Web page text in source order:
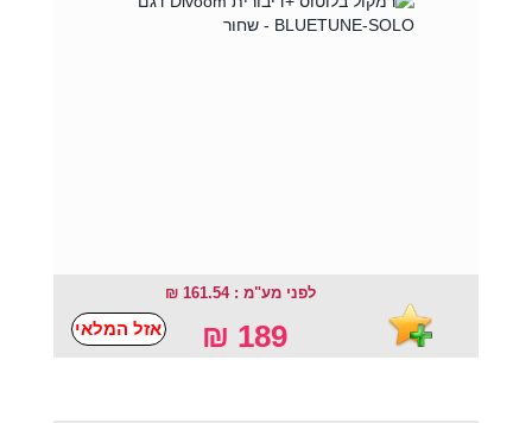
לפני מע"מ : 161.54 ₪
189 ₪ אזל המלאי